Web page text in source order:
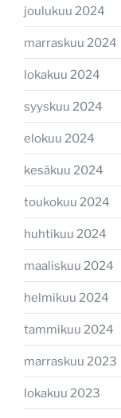
joulukuu 2024
marraskuu 2024
lokakuu 2024
syyskuu 2024
elokuu 2024
kesäkuu 2024
toukokuu 2024
huhtikuu 2024
maaliskuu 2024
helmikuu 2024
tammikuu 2024
marraskuu 2023
lokakuu 2023